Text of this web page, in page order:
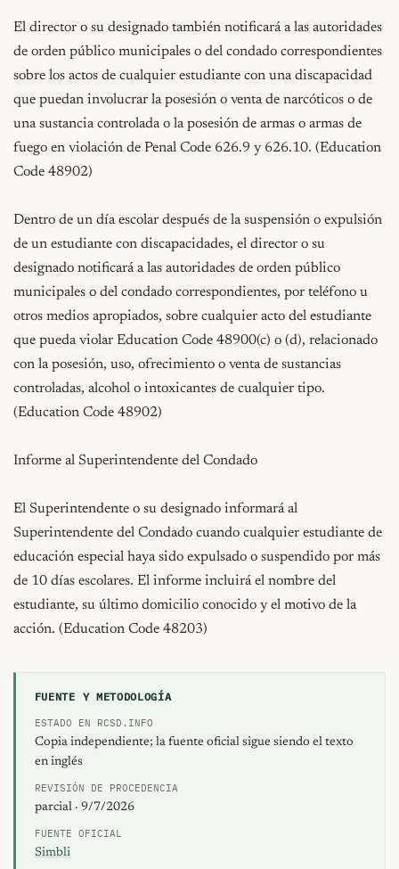
FUENTE Y METODOLOGÍA
ESTADO EN RCSD.INFO
Copia independiente; la fuente oficial sigue siendo el texto
en inglés
REVISIÓN DE PROCEDENCIA
parcial · 9/7/2026
FUENTE OFICIAL
Simbli